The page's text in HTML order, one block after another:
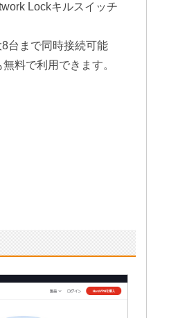
Lockキルスイッチ
台まで同時接続可能
料で利用できます。